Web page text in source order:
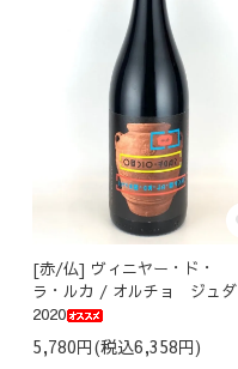
[赤/仏] ヴィニヤー・ド・
ラ・ルカ / オルチョ ジュダ
2020
5,780円(税込6,358円)